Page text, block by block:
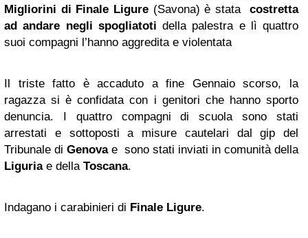
Migliorini di Finale Ligure(Savona) è stata
costretta
ad andare negli spogliatoti della palestra e lì quattro
suoi compagni l’hanno aggredita e violentata
Il triste fatto è accaduto a fine Gennaio scorso, la
ragazza si è confidata con i genitori che hanno sporto
denuncia. I quattro compagni di scuola sono stati
arrestati e sottoposti a misure cautelari dal gip del
Tribunale di Genovae sono stati inviati in comunità della
Liguriae della Toscana.
Indagano i carabinieri di Finale Ligure.